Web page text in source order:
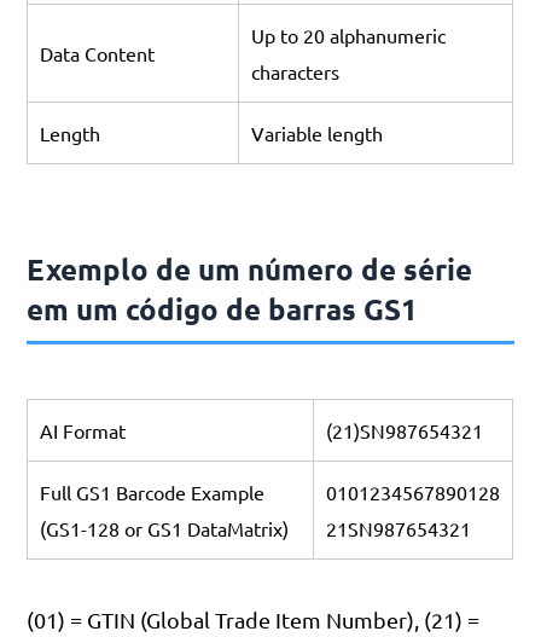
Data Content
Up to 20 alphanumeric
characters
Length Variable length
Exemplo de um número de série
em um código de barras GS1
AI Format (21)SN987654321
Full GS1 Barcode Example
(GS1-128 or GS1 DataMatrix)
0101234567890128
21SN987654321
(01) = GTIN (Global Trade Item Number), (21) =